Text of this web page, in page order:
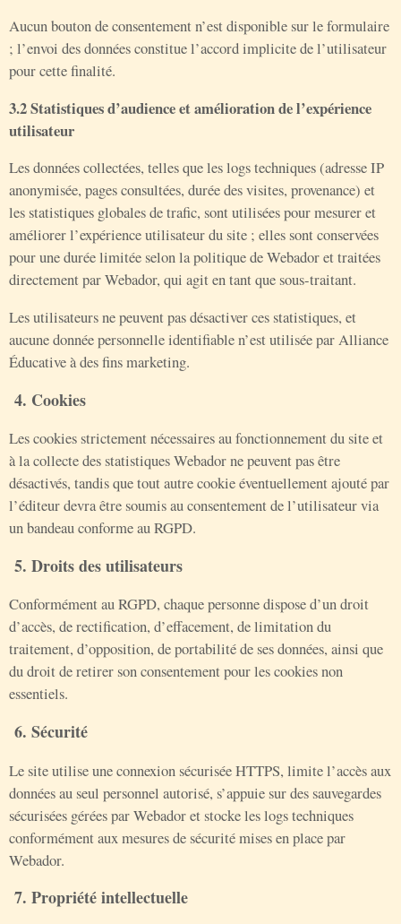
Aucun bouton de consentement n’est disponible sur le formulaire
; l’envoi des données constitue l’accord implicite de l’utilisateur
pour cette finalité.
3.2 Statistiques d’audience et amélioration de l’expérience
utilisateur
Les données collectées, telles que les logs techniques (adresse IP
anonymisée, pages consultées, durée des visites, provenance) et
les statistiques globales de trafic, sont utilisées pour mesurer et
améliorer l’expérience utilisateur du site ; elles sont conservées
pour une durée limitée selon la politique de Webador et traitées
directement par Webador, qui agit en tant que sous-traitant.
Les utilisateurs ne peuvent pas désactiver ces statistiques, et
aucune donnée personnelle identifiable n’est utilisée par Alliance
Éducative à des fins marketing.
4. Cookies
Les cookies strictement nécessaires au fonctionnement du site et
à la collecte des statistiques Webador ne peuvent pas être
désactivés, tandis que tout autre cookie éventuellement ajouté par
l’éditeur devra être soumis au consentement de l’utilisateur via
un bandeau conforme au RGPD.
5. Droits des utilisateurs
Conformément au RGPD, chaque personne dispose d’un droit
d’accès, de rectification, d’effacement, de limitation du
traitement, d’opposition, de portabilité de ses données, ainsi que
du droit de retirer son consentement pour les cookies non
essentiels.
6. Sécurité
Le site utilise une connexion sécurisée HTTPS, limite l’accès aux
données au seul personnel autorisé, s’appuie sur des sauvegardes
sécurisées gérées par Webador et stocke les logs techniques
conformément aux mesures de sécurité mises en place par
Webador.
7. Propriété intellectuelle